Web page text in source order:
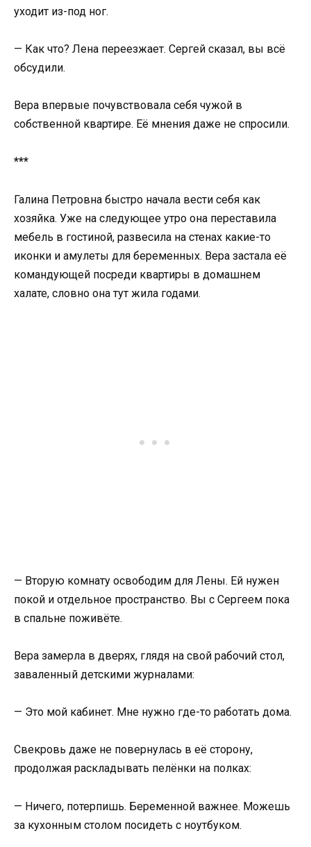
уходит из-под ног.
— Как что? Лена переезжает. Сергей сказал, вы всё
обсудили.
Вера впервые почувствовала себя чужой в
собственной квартире. Её мнения даже не спросили.
***
Галина Петровна быстро начала вести себя как
хозяйка. Уже на следующее утро она переставила
мебель в гостиной, развесила на стенах какие-то
иконки и амулеты для беременных. Вера застала её
командующей посреди квартиры в домашнем
халате, словно она тут жила годами.
— Вторую комнату освободим для Лены. Ей нужен
покой и отдельное пространство. Вы с Сергеем пока
в спальне поживёте.
Вера замерла в дверях, глядя на свой рабочий стол,
заваленный детскими журналами:
— Это мой кабинет. Мне нужно где-то работать дома.
Свекровь даже не повернулась в её сторону,
продолжая раскладывать пелёнки на полках:
— Ничего, потерпишь. Беременной важнее. Можешь
за кухонным столом посидеть с ноутбуком.